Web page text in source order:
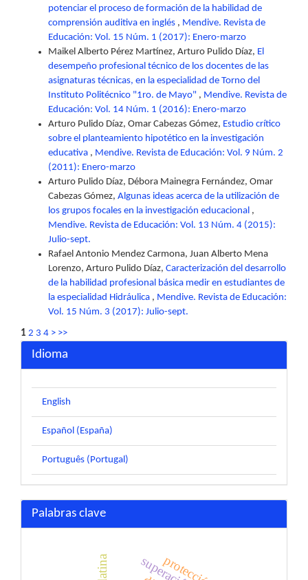
potenciar el proceso de formación de la habilidad de
comprensión auditiva en inglés , Mendive. Revista de
Educación: Vol. 15 Núm. 1 (2017): Enero-marzo
Maikel Alberto Pérez Martínez, Arturo Pulido Díaz, El
desempeño profesional técnico de los docentes de las
asignaturas técnicas, en la especialidad de Torno del
Instituto Politécnico "1ro. de Mayo" , Mendive. Revista de
Educación: Vol. 14 Núm. 1 (2016): Enero-marzo
Arturo Pulido Díaz, Omar Cabezas Gómez, Estudio crítico
sobre el planteamiento hipotético en la investigación
educativa , Mendive. Revista de Educación: Vol. 9 Núm. 2
(2011): Enero-marzo
Arturo Pulido Díaz, Débora Mainegra Fernández, Omar
Cabezas Gómez, Algunas ideas acerca de la utilización de
los grupos focales en la investigación educacional ,
Mendive. Revista de Educación: Vol. 13 Núm. 4 (2015):
Julio-sept.
Rafael Antonio Mendez Carmona, Juan Alberto Mena
Lorenzo, Arturo Pulido Díaz, Caracterización del desarrollo
de la habilidad profesional básica medir en estudiantes de
la especialidad Hidráulica , Mendive. Revista de Educación:
Vol. 15 Núm. 3 (2017): Julio-sept.
1 2 3 4 > >>
Idioma
English
Español (España)
Português (Portugal)
Palabras clave